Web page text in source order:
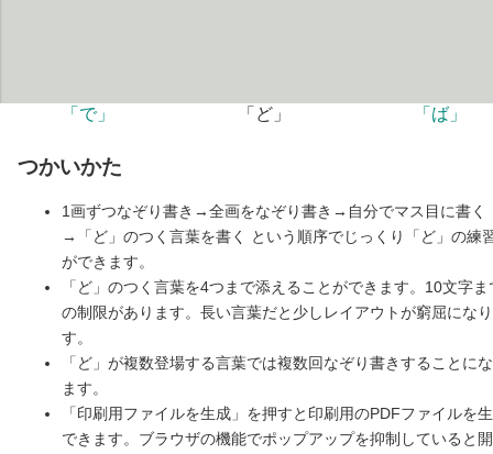
「で」 「ど」 「ば」
つかいかた
1画ずつなぞり書き→全画をなぞり書き→自分でマス目に書く
→「ど」のつく言葉を書く という順序でじっくり「ど」の練
ができます。
「ど」のつく言葉を4つまで添えることができます。10文字ま
の制限があります。長い言葉だと少しレイアウトが窮屈にな
す。
「ど」が複数登場する言葉では複数回なぞり書きすることに
ます。
「印刷用ファイルを生成」を押すと印刷用のPDFファイルを
できます。ブラウザの機能でポップアップを抑制していると